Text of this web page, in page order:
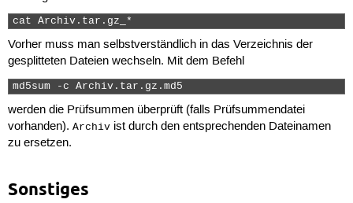
cat Archiv.tar.gz_*
Vorher muss man selbstverständlich in das Verzeichnis der
gesplitteten Dateien wechseln. Mit dem Befehl
md5sum -c Archiv.tar.gz.md5
werden die Prüfsummen überprüft (falls Prüfsummendatei
vorhanden). Archivist durch den entsprechenden Dateinamen
zu ersetzen.
Sonstiges